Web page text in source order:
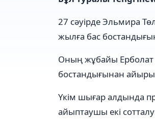
27 сәуірде Эльмира
жылға бас
Оның жұбайы Ерболат
бостандығынан
Үкім шығар алдында
айыптаушы екі